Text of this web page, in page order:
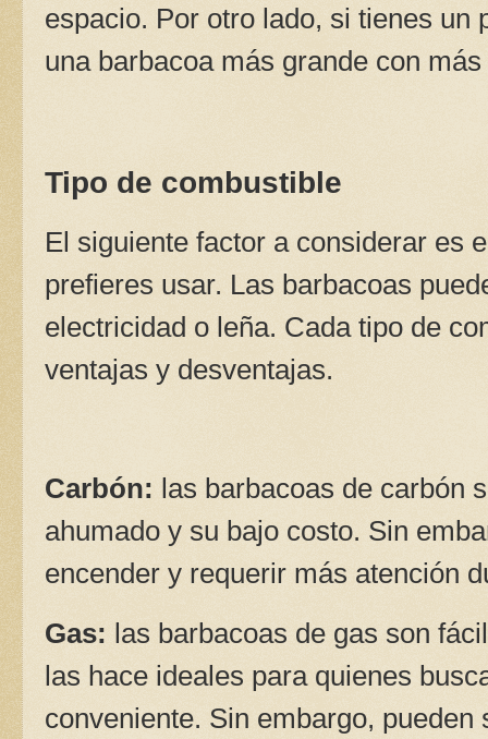
espacio. Por otro lado, si tienes un
una barbacoa más grande con
Tipo de combustible
El siguiente factor a considerar es
prefieres usar. Las barbacoas
electricidad o leña. Cada tipo de
ventajas y desventajas.
Carbón: las barbacoas de carbón
ahumado y su bajo costo. Sin
encender y requerir más atención
Gas: las barbacoas de gas son
las hace ideales para quienes
conveniente. Sin embargo, pueden